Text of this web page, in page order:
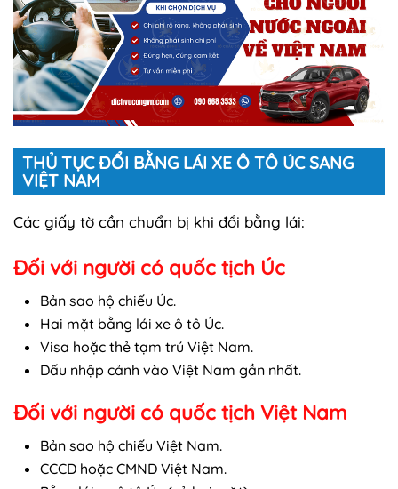
THỦ TỤC ĐỔI BẰNG LÁI XE Ô TÔ ÚC SANG
VIỆT NAM
Các giấy tờ cần chuẩn bị khi đổi bằng lái:
Đối với người có quốc tịch Úc
Bản sao hộ chiếu Úc.
Hai mặt bằng lái xe ô tô Úc.
Visa hoặc thẻ tạm trú Việt Nam.
Dấu nhập cảnh vào Việt Nam gần nhất.
Đối với người có quốc tịch Việt Nam
Bản sao hộ chiếu Việt Nam.
CCCD hoặc CMND Việt Nam.